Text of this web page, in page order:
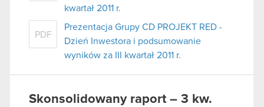
kwartał 2011 r.
PDF
Prezentacja Grupy CD PROJEKT RED -
Dzień Inwestora i podsumowanie
wyników za III kwartał 2011 r.
Skonsolidowany raport – 3 kw.